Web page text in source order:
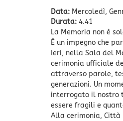
Data: Mercoledì,
Durata: 4.41
La Memoria non è
È un impegno che
Ieri, nella Sala del
cerimonia ufficiale
attraverso parole,
generazioni. Un
interrogato il nostro
essere fragili e
Alla cerimonia, Città